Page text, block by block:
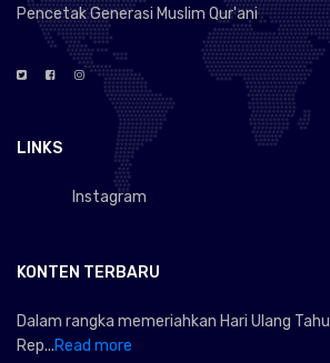
Pencetak Generasi Muslim Qur'ani
LINKS
Instagram
KONTEN TERBARU
Dalam rangka memeriahkan Hari Ulang
Rep...Read more